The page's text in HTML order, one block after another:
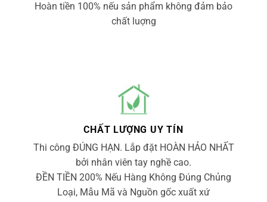
Hoàn tiền 100% nếu sản phẩm không đảm bảo
chất luợng
CHẤT LƯỢNG UY TÍN
Thi công ĐÚNG HẠN. Lắp đặt HOÀN HẢO NHẤT
bởi nhân viên tay nghề cao.
ĐỀN TIỀN 200% Nếu Hàng Không Đúng Chủng
Loại, Mẫu Mã và Nguồn gốc xuất xứ